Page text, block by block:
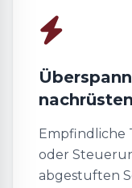
nachrüsten
Empfindliche
oder
abgestuften